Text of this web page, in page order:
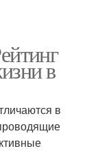
в
в